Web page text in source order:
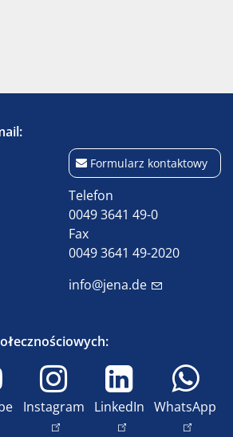
Formularz kontaktowy
Telefon
0049 3641 49-0
Fax
0049 3641 49-2020
info@jena.de
Instagram LinkedIn WhatsApp